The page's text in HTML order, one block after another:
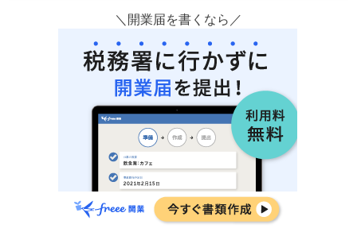
＼開業届を書くなら／